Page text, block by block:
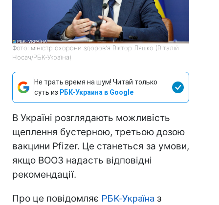
Фото: міністр охорони здоров'я Віктор Ляшко (Віталій
Носач/РБК-Україна)
Не трать время на шум! Читай только
суть из РБК-Украина в Google
В Україні розглядають можливість
щеплення бустерною, третьою дозою
вакцини Pfizer. Це станеться за умови,
якщо ВООЗ надасть відповідні
рекомендації.
Про це повідомляє РБК-Україна з